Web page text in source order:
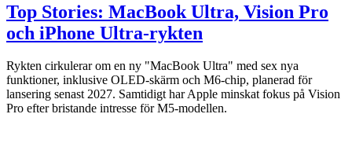
Top Stories: MacBook Ultra, Vision Pro
och iPhone Ultra-rykten
Rykten cirkulerar om en ny "MacBook Ultra" med sex nya
funktioner, inklusive OLED-skärm och M6-chip, planerad för
lansering senast 2027. Samtidigt har Apple minskat fokus på Vision
Pro efter bristande intresse för M5-modellen.